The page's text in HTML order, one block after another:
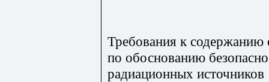
Требования к содержанию
по обоснованию
радиационных источников